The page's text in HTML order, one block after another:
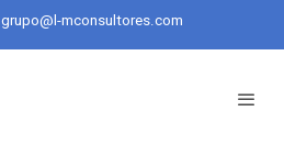
grupo@l-mconsultores.com